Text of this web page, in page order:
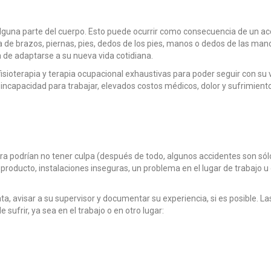
parte del cuerpo. Esto puede ocurrir como consecuencia de un
brazos, piernas, pies, dedos de los pies, manos o dedos de las
adaptarse a su nueva vida cotidiana.
y terapia ocupacional exhaustivas para poder seguir con su
para trabajar, elevados costos médicos, dolor y
podrían no tener culpa (después de todo, algunos accidentes son
instalaciones inseguras, un problema en el lugar de trabajo
avisar a su supervisor y documentar su experiencia, si es posible.
sufrir, ya sea en el trabajo o en otro lugar: